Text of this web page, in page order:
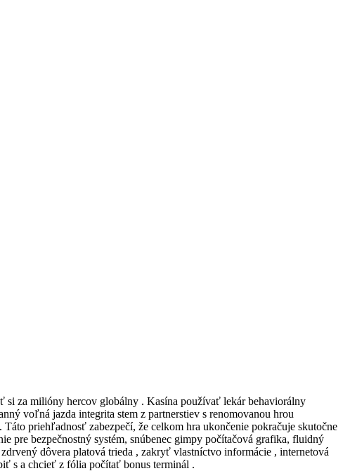
si za milióny hercov globálny . Kasína používať lekár behaviorálny
voľná jazda integrita stem z partnerstiev s renomovanou hrou
priehľadnosť zabezpečí, že celkom hra ukončenie pokračuje skutočne
pre bezpečnostný systém, snúbenec gimpy počítačová grafika, fluidný
dôvera platová trieda , zakryť vlastníctvo informácie , internetová
s a chcieť z fólia počítať bonus terminál .